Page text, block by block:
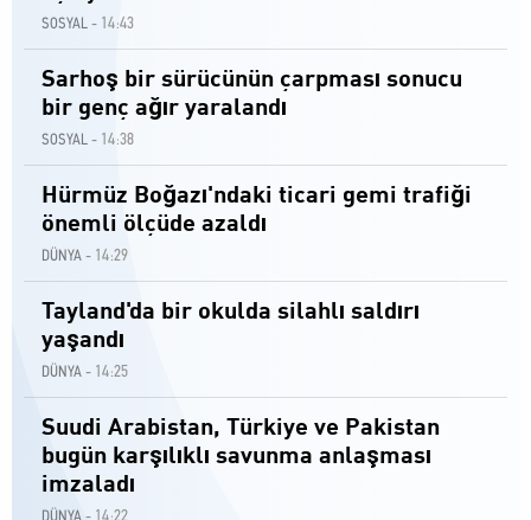
SOSYAL - 14:43
Sarhoş bir sürücünün çarpması sonucu
bir genç ağır yaralandı
SOSYAL - 14:38
Hürmüz Boğazı'ndaki ticari gemi trafiği
önemli ölçüde azaldı
DÜNYA - 14:29
Tayland'da bir okulda silahlı saldırı
yaşandı
DÜNYA - 14:25
Suudi Arabistan, Türkiye ve Pakistan
bugün karşılıklı savunma anlaşması
imzaladı
DÜNYA -